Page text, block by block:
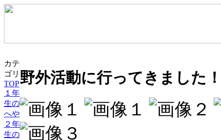
カテ
ゴリ
TOP
１年
生の
へや
２年
生の
野外活動に行ってきました